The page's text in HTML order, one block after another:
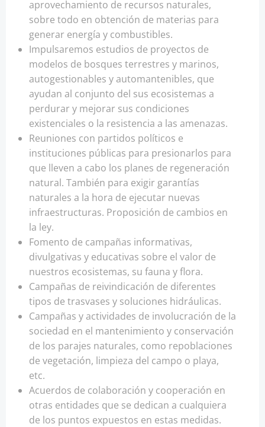
aprovechamiento de recursos naturales,
sobre todo en obtención de materias para
generar energía y combustibles.
Impulsaremos estudios de proyectos de
modelos de bosques terrestres y marinos,
autogestionables y automantenibles, que
ayudan al conjunto del sus ecosistemas a
perdurar y mejorar sus condiciones
existenciales o la resistencia a las amenazas.
Reuniones con partidos políticos e
instituciones públicas para presionarlos para
que lleven a cabo los planes de regeneración
natural. También para exigir garantías
naturales a la hora de ejecutar nuevas
infraestructuras. Proposición de cambios en
la ley.
Fomento de campañas informativas,
divulgativas y educativas sobre el valor de
nuestros ecosistemas, su fauna y flora.
Campañas de reivindicación de diferentes
tipos de trasvases y soluciones hidráulicas.
Campañas y actividades de involucración de la
sociedad en el mantenimiento y conservación
de los parajes naturales, como repoblaciones
de vegetación, limpieza del campo o playa,
etc.
Acuerdos de colaboración y cooperación en
otras entidades que se dedican a cualquiera
de los puntos expuestos en estas medidas.